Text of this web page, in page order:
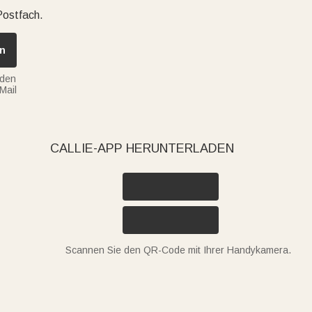
und besondere Momente noch bedeutungsvoller
CALLIE-APP HERUNTERLADEN
Scannen Sie den QR-Code mit Ihrer Handykamera.